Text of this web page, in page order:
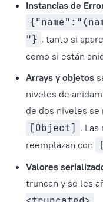
Instancias de
"} , tanto si
como si están
Arrays y objetos
niveles de
de dos niveles se
[Object] .
reemplazan con
Valores
truncan y se les